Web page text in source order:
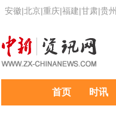
安徽|北京|重庆|福建|甘肃|贵州
首页 时讯